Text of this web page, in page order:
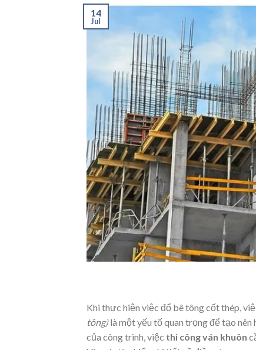
14
Jul
Khi thực hiện việc đổ bê tông cốt thép,
tông)là một yếu tố quan trọng để tạo
của công trình, việc thi công ván khuôn